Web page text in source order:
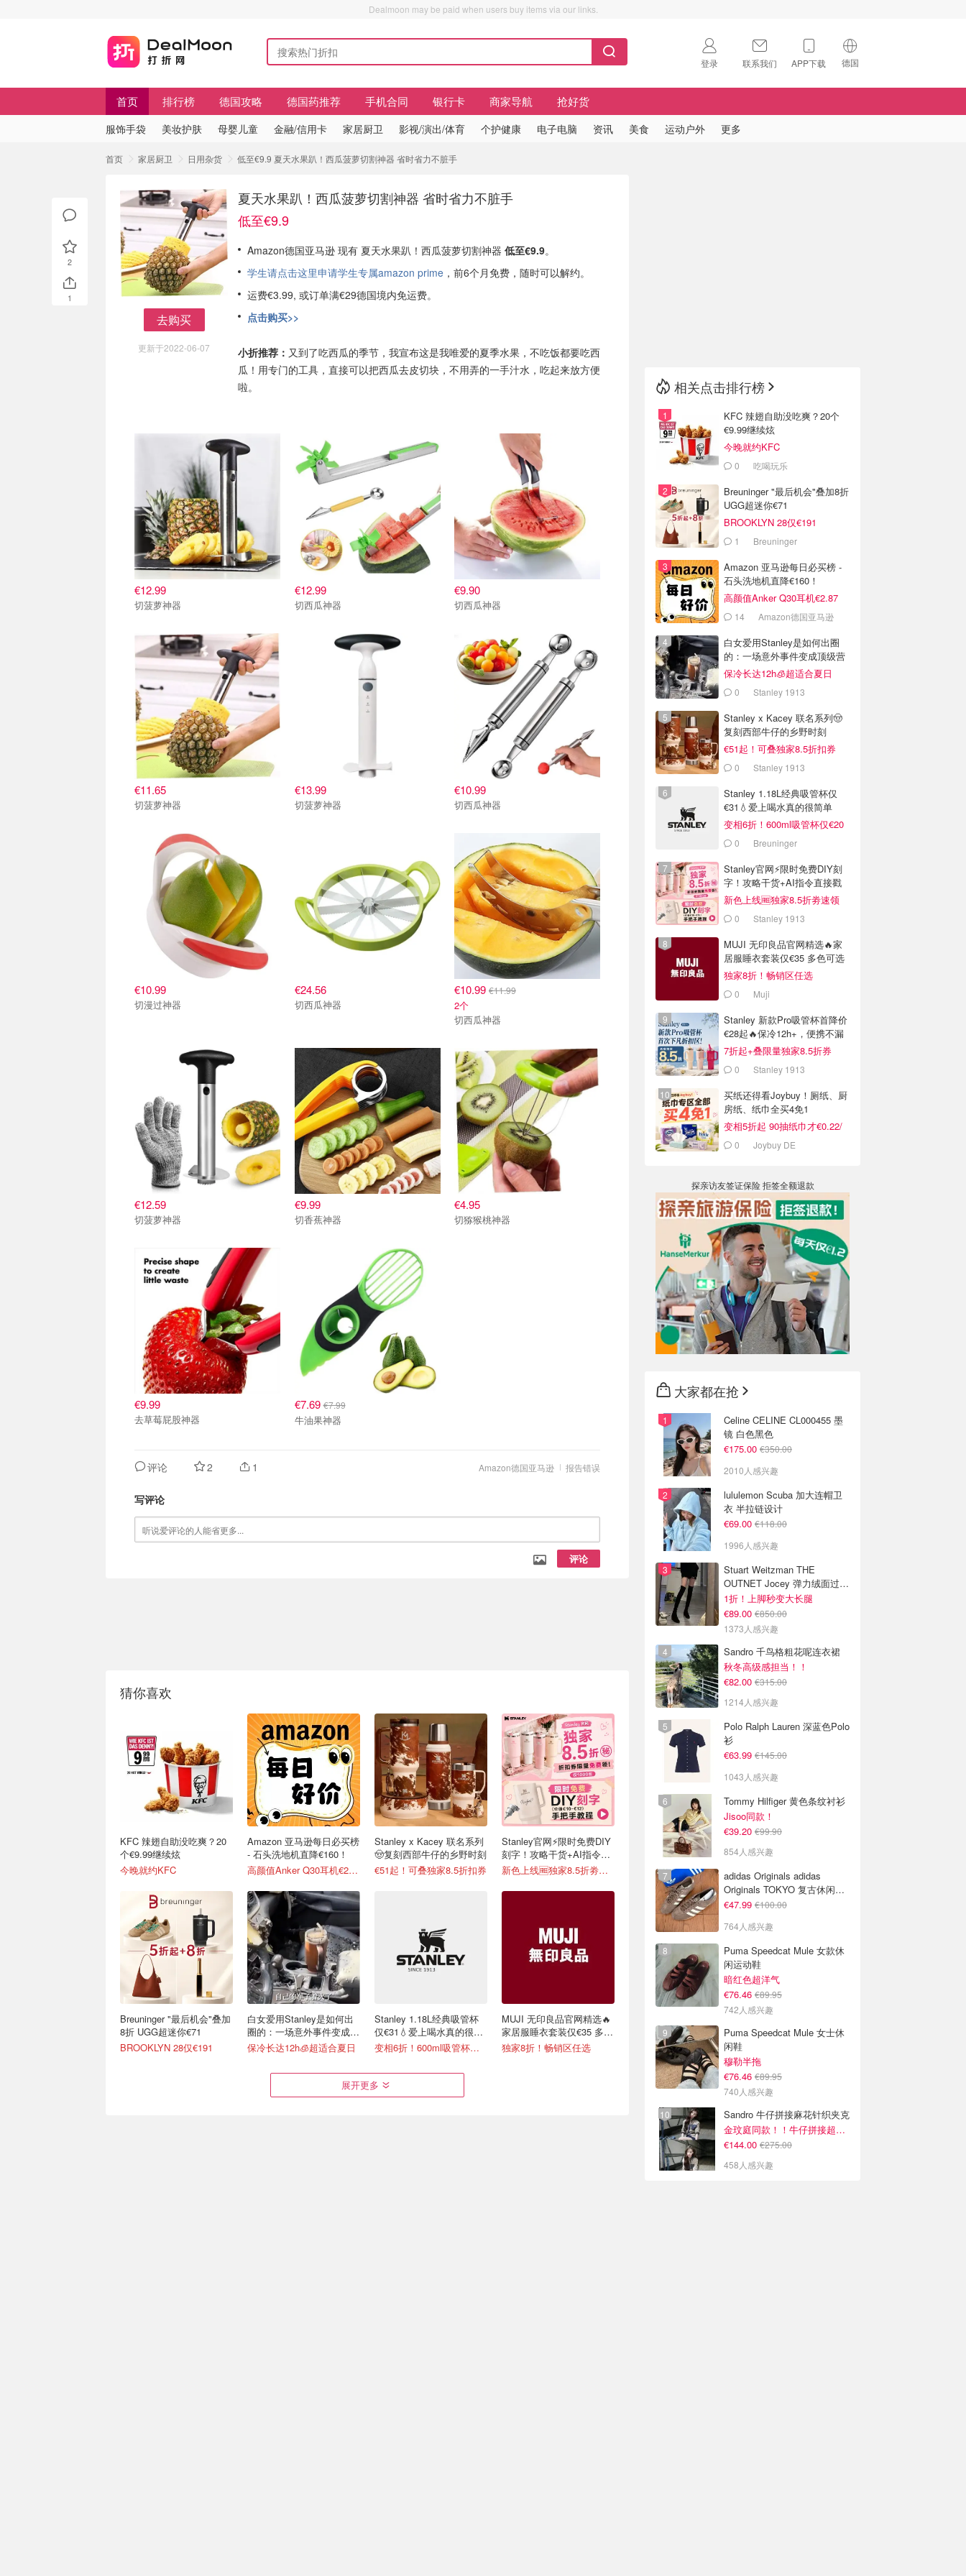
Dealmoon may be paid when users buy items via our links.
登录 联系我们 APP下载 德国
🇺🇸
首页 排行榜 德国攻略 德国药推荐 手机合同 银行卡 商家导航 抢好货
服饰手袋 美妆护肤 母婴儿童 金融/信用卡 家居厨卫 影视/演出/体育 个护健康 电子电脑 资讯 美食 运动户外 更多
首页 家居厨卫 日用杂货 低至€9.9 夏天水果趴！西瓜菠萝切割神器 省时省力不脏手
去购买
更新于2022-06-07
夏天水果趴！西瓜菠萝切割神器 省时省力不脏手
低至€9.9
Amazon德国亚马逊 现有 夏天水果趴！西瓜菠萝切割神器 低至€9.9。
学生请点击这里申请学生专属amazon prime ，前6个月免费，随时可以解约。
运费€3.99, 或订单满€29德国境内免运费。
点击购买>>
小折推荐： 又到了吃西瓜的季节，我宣布这是我唯爱的夏季水果，不吃饭都要吃西
瓜！用专门的工具，直接可以把西瓜去皮切块，不用弄的一手汁水，吃起来放方便
啦。
€12.99
切菠萝神器
€12.99
切西瓜神器
€9.90
切西瓜神器
€11.65
切菠萝神器
€13.99
切菠萝神器
€10.99
切西瓜神器
€10.99
切漫过神器
€24.56
切西瓜神器
€10.99 €11.99
2个
切西瓜神器
€12.59
切菠萝神器
€9.99
切香蕉神器
€4.95
切猕猴桃神器
€9.99
去草莓屁股神器
€7.69€7.99
牛油果神器
报告错误
Amazon德国亚马逊
评论 2 1
写评论
评论
猜你喜欢
KFC 辣翅自助没吃爽？20
个€9.99继续炫
今晚就约KFC
Breuninger "最后机会"叠加
8折 UGG超迷你€71
BROOKLYN 28仅€191
Amazon 亚马逊每日必买榜
- 石头洗地机直降€160！
高颜值Anker Q30耳机€2.87
白女爱用Stanley是如何出
圈的：一场意外事件变成顶
级营销案例
保冷长达12h🧊超适合夏日
Stanley x Kacey 联名系列
🤠复刻西部牛仔的乡野时刻
€51起！可叠独家8.5折扣券
Stanley 1.18L经典吸管杯
仅€31💧爱上喝水真的很简
单
变相6折！600ml吸管杯仅€20
Stanley官网⚡️限时免费DIY
刻字！攻略干货+AI指令直
接戳
新色上线🆓独家8.5折劵速领
MUJI 无印良品官网精选🔥
家居服睡衣套装仅€35 多色
可选
独家8折！畅销区任选
展开更多
2
1
相关点击排行榜
KFC 辣翅自助没吃爽？20个
€9.99继续炫
今晚就约KFC
0 吃喝玩乐
Breuninger "最后机会"叠加8折
UGG超迷你€71
BROOKLYN 28仅€191
1 Breuninger
Amazon 亚马逊每日必买榜 -
石头洗地机直降€160！
高颜值Anker Q30耳机€2.87
14 Amazon德国亚马逊
白女爱用Stanley是如何出圈
的：一场意外事件变成顶级营
销案例
保冷长达12h🧊超适合夏日
0 Stanley 1913
Stanley x Kacey 联名系列🤠
复刻西部牛仔的乡野时刻
€51起！可叠独家8.5折扣券
0 Stanley 1913
Stanley 1.18L经典吸管杯仅
€31💧爱上喝水真的很简单
变相6折！600ml吸管杯仅€20
0 Breuninger
Stanley官网⚡️限时免费DIY刻
字！攻略干货+AI指令直接戳
新色上线🆓独家8.5折劵速领
0 Stanley 1913
MUJI 无印良品官网精选🔥家
居服睡衣套装仅€35 多色可选
独家8折！畅销区任选
0 Muji
Stanley 新款Pro吸管杯首降价
€28起🔥保冷12h+，便携不漏
水
7折起+叠限量独家8.5折券
0 Stanley 1913
买纸还得看Joybuy！厕纸、厨
房纸、纸巾全买4免1
变相5折起 90抽纸巾才€0.22/
包 0 Joybuy DE
探亲访友签证保险 拒签全额退款
大家都在抢
Celine CELINE CL000455 墨
镜 白色黑色
€175.00 €350.00
2010人感兴趣
lululemon Scuba 加大连帽卫
衣 半拉链设计
€69.00 €118.00
1996人感兴趣
Stuart Weitzman THE
OUTNET Jocey 弹力绒面过膝
靴
1折！上脚秒变大长腿
€89.00 €850.00
1373人感兴趣
Sandro 千鸟格粗花呢连衣裙
秋冬高级感担当！！
€82.00 €315.00
1214人感兴趣
Polo Ralph Lauren 深蓝色Polo
衫
€63.99 €145.00
1043人感兴趣
Tommy Hilfiger 黄色条纹衬衫
Jisoo同款！
€39.20 €99.90
854人感兴趣
adidas Originals adidas
Originals TOKYO 复古休闲鞋
深棕色
€47.99 €100.00
764人感兴趣
Puma Speedcat Mule 女款休
闲运动鞋
暗红色超洋气
€76.46 €89.95
742人感兴趣
Puma Speedcat Mule 女士休
闲鞋
穆勒半拖
€76.46 €89.95
740人感兴趣
Sandro 牛仔拼接麻花针织夹克
金玟庭同款！！牛仔拼接超有层次感
€144.00 €275.00
458人感兴趣